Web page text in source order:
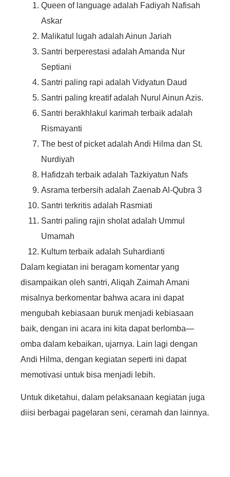
Queen of language adalah Fadiyah Nafisah
Askar
Malikatul lugah adalah Ainun Jariah
Santri berperestasi adalah Amanda Nur
Septiani
Santri paling rapi adalah Vidyatun Daud
Santri paling kreatif adalah Nurul Ainun Azis.
Santri berakhlakul karimah terbaik adalah
Rismayanti
The best of picket adalah Andi Hilma dan St.
Nurdiyah
Hafidzah terbaik adalah Tazkiyatun Nafs
Asrama terbersih adalah Zaenab Al-Qubra 3
Santri terkritis adalah Rasmiati
Santri paling rajin sholat adalah Ummul
Umamah
Kultum terbaik adalah Suhardianti
Dalam kegiatan ini beragam komentar yang
disampaikan oleh santri, Aliqah Zaimah Amani
misalnya berkomentar bahwa acara ini dapat
mengubah kebiasaan buruk menjadi kebiasaan
baik, dengan ini acara ini kita dapat berlomba—
omba dalam kebaikan, ujarnya. Lain lagi dengan
Andi Hilma, dengan kegiatan seperti ini dapat
memotivasi untuk bisa menjadi lebih.
Untuk diketahui, dalam pelaksanaan kegiatan juga
diisi berbagai pagelaran seni, ceramah dan lainnya.